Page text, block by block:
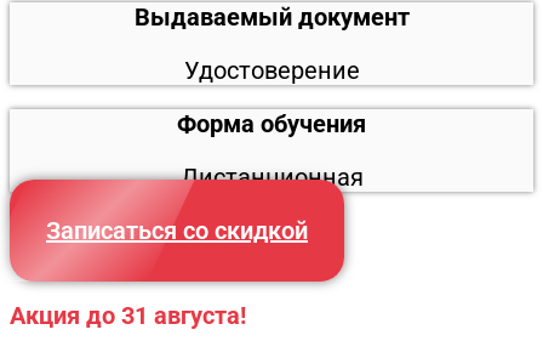
Выдаваемый документ
Удостоверение
Форма обучения
Дистанционная
Записаться со скидкой
Акция до 31 августа!